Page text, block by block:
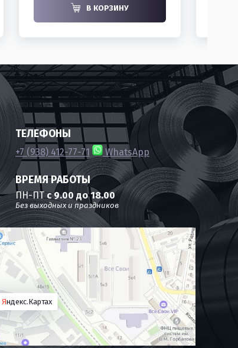
В КОРЗИНУ
ТЕЛЕФОНЫ
+7 (938) 412-77-71 WhatsApp
ВРЕМЯ РАБОТЫ
ПН-ПТс 9.00 до 18.00
Без выходных и праздников
Яндекс.Картах
Metalluxsteel
Обычно отвечает через минуту